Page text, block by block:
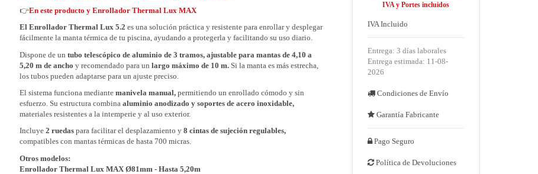
👉En este producto y Enrollador Thermal Lux MAX
El Enrollador Thermal Lux 5.2 es una solución práctica y resistente para enrollar y desplegar
fácilmente la manta térmica de tu piscina, ayudando a protegerla y facilitando su uso diario.
Dispone de un tubo telescópico de aluminio de 3 tramos, ajustable para mantas de 4,10 a
5,20 m de ancho y recomendado para un largo máximo de 10 m.Si la manta es más estrecha,
los tubos pueden adaptarse para un ajuste preciso.
El sistema funciona mediante manivela manual,permitiendo un enrollado cómodo y sin
esfuerzo. Su estructura combina aluminio anodizado y soportes de acero inoxidable,
materiales resistentes a la intemperie y al uso exterior.
Incluye2 ruedaspara facilitar el desplazamiento y 8 cintas de sujeción regulables,
compatibles con mantas térmicas de hasta 700 micras.
Otros modelos:
Enrollador Thermal Lux MAX Ø81mm - Hasta 5,20m
IVA y Portes incluidos
IVA Incluido
Entrega: 3 días laborales
Entrega estimada: 11-08-
2026
Condiciones de Envío
Garantía Fabricante
Pago Seguro
Política de Devoluciones